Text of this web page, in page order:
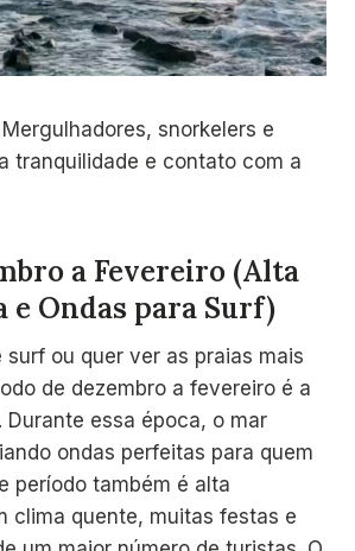
Mergulhadores, snorkelers e
tranquilidade e contato com a
a Fevereiro (Alta
e Ondas para Surf)
ou quer ver as praias mais
de dezembro a fevereiro é a
Durante essa época, o mar
ondas perfeitas para quem
período também é alta
clima quente, muitas festas e